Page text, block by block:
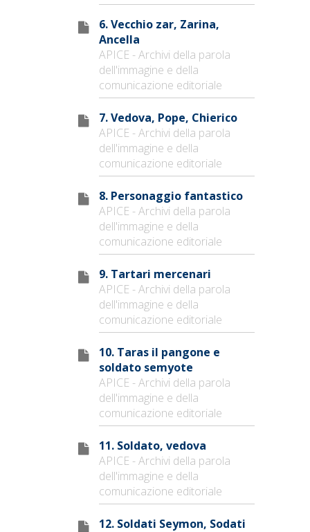
6. Vecchio zar, Zarina,
Ancella
APICE - Archivi della parola
dell'immagine e della
comunicazione editoriale
7. Vedova, Pope, Chierico
APICE - Archivi della parola
dell'immagine e della
comunicazione editoriale
8. Personaggio fantastico
APICE - Archivi della parola
dell'immagine e della
comunicazione editoriale
9. Tartari mercenari
APICE - Archivi della parola
dell'immagine e della
comunicazione editoriale
10. Taras il pangone e
soldato semyote
APICE - Archivi della parola
dell'immagine e della
comunicazione editoriale
11. Soldato, vedova
APICE - Archivi della parola
dell'immagine e della
comunicazione editoriale
12. Soldati Seymon, Sodati